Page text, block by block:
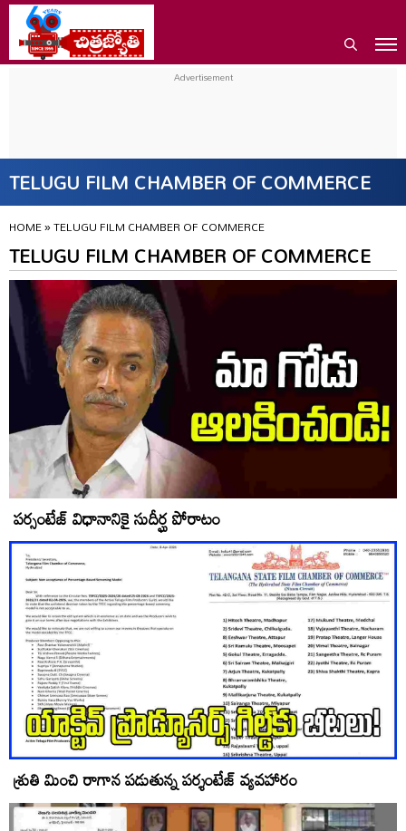
TELUGU FILM CHAMBER OF COMMERCE
HOME»TELUGU FILM CHAMBER OF COMMERCE
TELUGU FILM CHAMBER OF COMMERCE
పర్సంటేజ్‌ విధానానికై సుదీర్ఘ పోరాటం
శ్రుతి మించి రాగాన పడుతున్న పర్శంటేజ్ వ్యవహారం